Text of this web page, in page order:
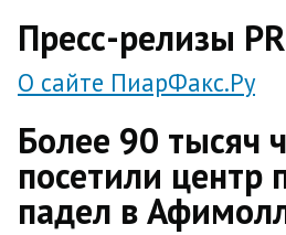
Пресс-релизы
О сайте ПиарФакс.Ру
Более 90 тысяч
посетили центр
падел в